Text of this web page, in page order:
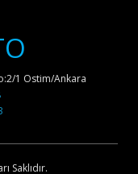
1 Ostim/Ankara
Saklıdır.